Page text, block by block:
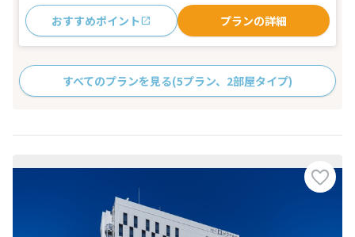
おすすめポイント プランの詳細
すべてのプランを見る(5プラン、2部屋タイプ)